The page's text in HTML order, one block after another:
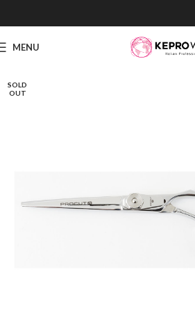
MENU
SOLD
OUT